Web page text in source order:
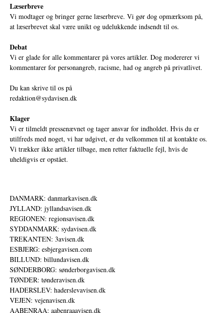
Læserbreve
Vi modtager og bringer gerne læserbreve. Vi gør dog opmærksom på,
at læserbrevet skal være unikt og udelukkende indsendt til os.
Debat
Vi er glade for alle kommentarer på vores artikler. Dog modererer vi
kommentarer for personangreb, racisme, had og angreb på privatlivet.
Du kan skrive til os på
redaktion@sydavisen.dk
Klager
Vi er tilmeldt pressenævnet og tager ansvar for indholdet. Hvis du er
utilfreds med noget, vi har udgivet, er du velkommen til at kontakte os.
Vi trækker ikke artikler tilbage, men retter faktuelle fejl, hvis de
uheldigvis er opstået.
DANMARK: danmarkavisen.dk
JYLLAND: jyllandsavisen.dk
REGIONEN: regionsavisen.dk
SYDDANMARK: sydavisen.dk
TREKANTEN: 3avisen.dk
ESBJERG: esbjergavisen.com
BILLUND: billundavisen.dk
SØNDERBORG: sønderborgavisen.dk
TØNDER: tønderavisen.dk
HADERSLEV: haderslevavisen.dk
VEJEN: vejenavisen.dk
AABENRAA: aabenraaavisen.dk